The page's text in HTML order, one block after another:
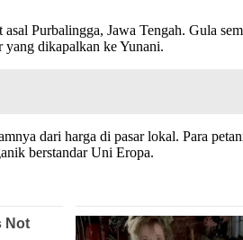
Purbalingga, Jawa Tengah. Gula
dikapalkan ke Yunani.
dari harga di pasar lokal. Para
berstandar Uni Eropa.